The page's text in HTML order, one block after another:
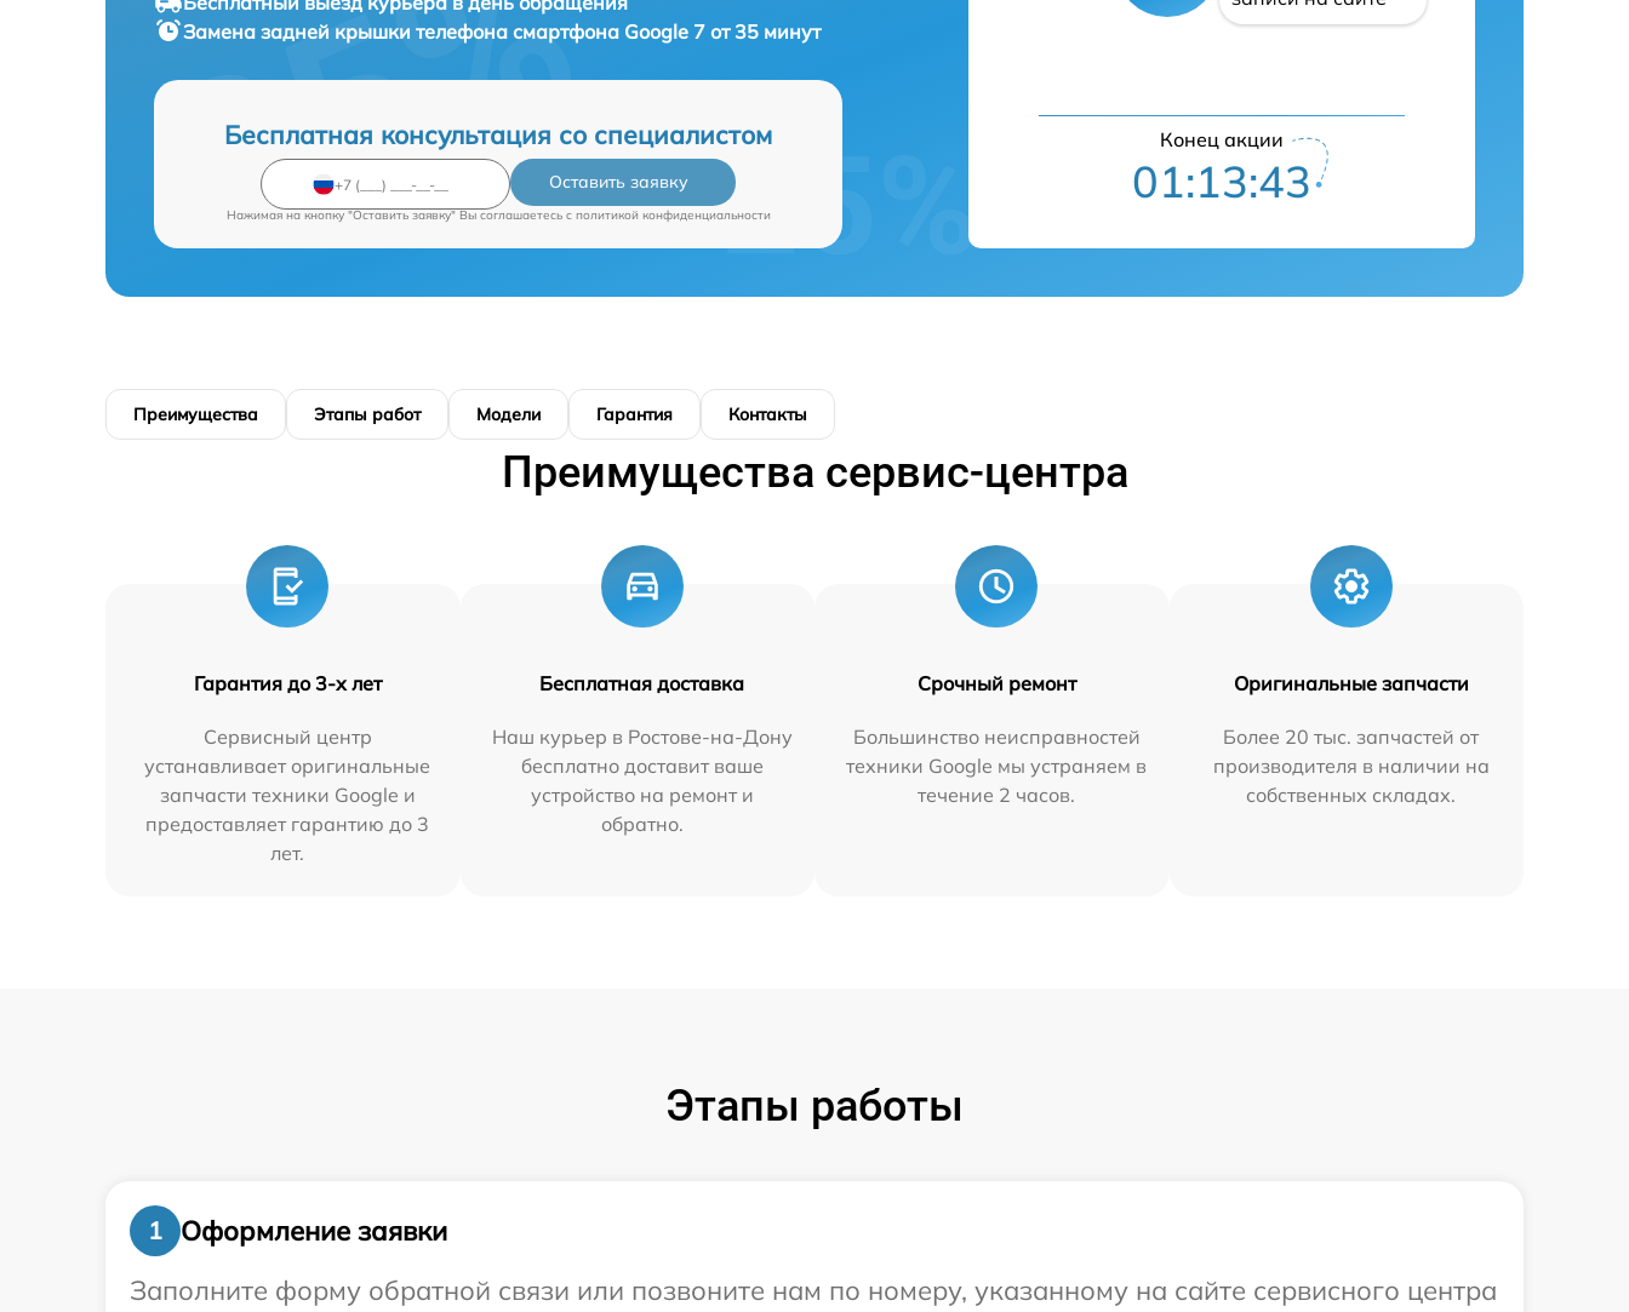
Замена задней крышки телефона смартфона Google 7 от 35 минут
Бесплатная консультация со специалистом
Оставить заявку
Нажимая на кнопку "Оставить заявку" Вы соглашаетесь c политикой конфиденциальности
Конец акции
01:13:41
Преимущества Этапы работ Модели Гарантия Контакты
Преимущества сервис-центра
Гарантия до 3-х лет
Сервисный центр
устанавливает оригинальные
запчасти техники Google и
предоставляет гарантию до 3
лет.
Бесплатная доставка
Наш курьер в Ростове-на-Дону
бесплатно доставит ваше
устройство на ремонт и
обратно.
Срочный ремонт
Большинство неисправностей
техники Google мы устраняем в
течение 2 часов.
Оригинальные запчасти
Более 20 тыс. запчастей от
производителя в наличии на
собственных складах.
Этапы работы
1
Оформление заявки
Заполните форму обратной связи или позвоните нам по номеру, указанному на сайте сервисного центра